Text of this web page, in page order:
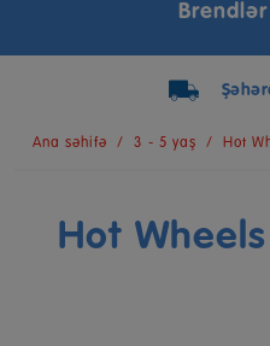
Brendlər
Ana səhifə 3 - 5 yaş Hot
Hot